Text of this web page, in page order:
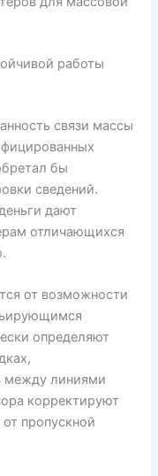
работы
связи массы
бы
сведений.
дают
отличающихся
от возможности
определяют
между линиями
корректируют
пропускной